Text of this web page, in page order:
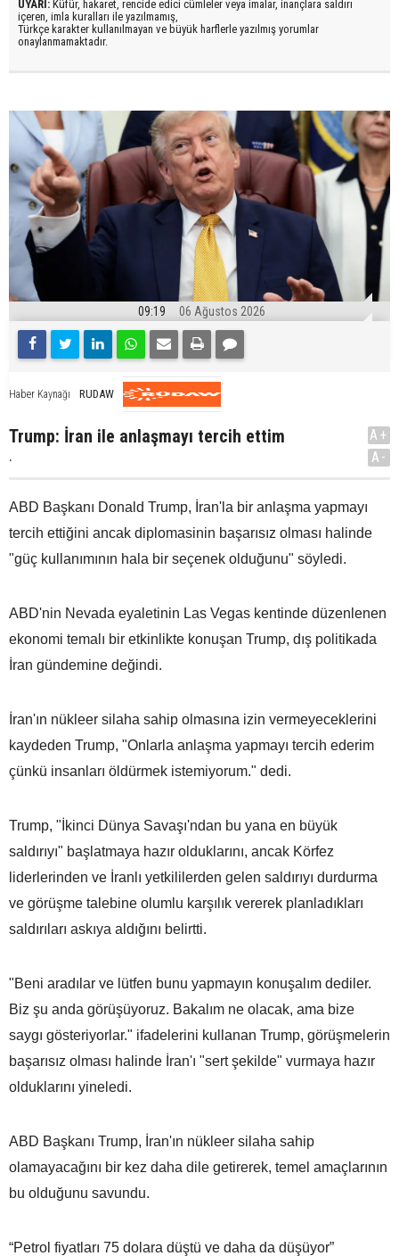
UYARI: Küfür, hakaret, rencide edici cümleler veya imalar, inançlara saldırı
içeren, imla kuralları ile yazılmamış,
Türkçe karakter kullanılmayan ve büyük harflerle yazılmış yorumlar
onaylanmamaktadır.
09:19 06 Ağustos 2026
Haber Kaynağı RUDAW
Trump: İran ile anlaşmayı tercih ettim
.
A+
A-
ABD Başkanı Donald Trump, İran'la bir anlaşma yapmayı
tercih ettiğini ancak diplomasinin başarısız olması halinde
"güç kullanımının hala bir seçenek olduğunu" söyledi.
ABD'nin Nevada eyaletinin Las Vegas kentinde düzenlenen
ekonomi temalı bir etkinlikte konuşan Trump, dış politikada
İran gündemine değindi.
İran'ın nükleer silaha sahip olmasına izin vermeyeceklerini
kaydeden Trump, "Onlarla anlaşma yapmayı tercih ederim
çünkü insanları öldürmek istemiyorum." dedi.
Trump, "İkinci Dünya Savaşı'ndan bu yana en büyük
saldırıyı" başlatmaya hazır olduklarını, ancak Körfez
liderlerinden ve İranlı yetkililerden gelen saldırıyı durdurma
ve görüşme talebine olumlu karşılık vererek planladıkları
saldırıları askıya aldığını belirtti.
"Beni aradılar ve lütfen bunu yapmayın konuşalım dediler.
Biz şu anda görüşüyoruz. Bakalım ne olacak, ama bize
saygı gösteriyorlar." ifadelerini kullanan Trump, görüşmelerin
başarısız olması halinde İran'ı "sert şekilde" vurmaya hazır
olduklarını yineledi.
ABD Başkanı Trump, İran'ın nükleer silaha sahip
olamayacağını bir kez daha dile getirerek, temel amaçlarının
bu olduğunu savundu.
“Petrol fiyatları 75 dolara düştü ve daha da düşüyor”